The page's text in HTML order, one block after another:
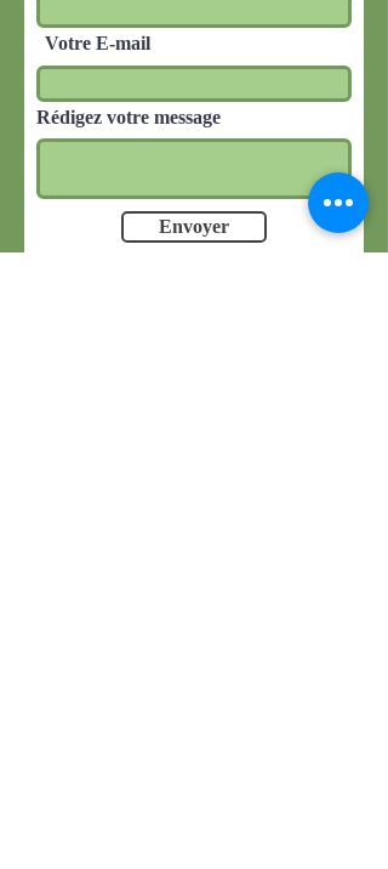
Votre E-mail
Rédigez votre message
Envoyer